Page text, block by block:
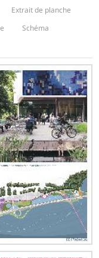
Extrait de planche
Schéma